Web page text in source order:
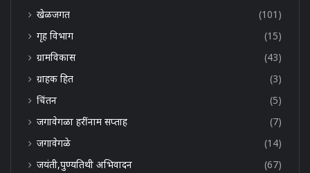
खेळजगत
(101)
गृह विभाग
(15)
ग्रामविकास
(43)
ग्राहक हित
(3)
चिंतन
(5)
जगावेगळा हरींनाम सप्ताह
(7)
जगावेगळे
(14)
जयंती,पुण्यतिथी अभिवादन
(67)